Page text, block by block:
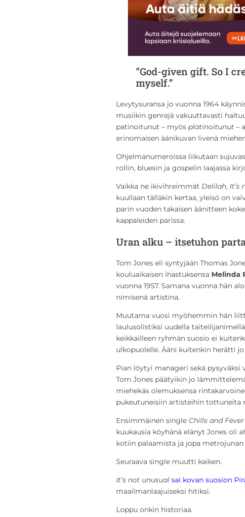
”God-given gift. So I
myself.”
Levytysuransa jo vuonna 1964
musiikin genrejä vakuuttavasti
patinoitunut – myös platinoitunut–
erinomaisen äänikuvan livenä
Ohjelmanumeroissa liikutaan
rollin, bluesin ja gospelin laajassa
Vaikka ne ikivihreimmät Delilah, It’s
kuullaan tälläkin kertaa, yleisö on
parin vuoden takaisen äänitteen
kappaleiden parissa.
Uran alku – itsetuhon
Tom Jones eli syntyjään Thomas
kouluaikaisen ihastuksensa Melinda
vuonna 1957. Samana vuonna hän
nimisenä artistina.
Muutama vuosi myöhemmin hän
laulusolistiksi uudella
keikkailleen ryhmän suosio ei
ulkopuolelle. Ääni kuitenkin herätti
Pian löytyi manageri sekä
Tom Jones päätyikin jo
miehekäs olemuksensa
pukeutuneisiin artisteihin tottuneita
Ensimmäinen single Chills and Fever
kuukausia köyhänä elänyt Jones oli
kotiin palaamista ja jopa metrojunan
Seuraava single muutti kaiken.
It’s not unusual sai kovan suosion
maailmanlaajuiseksi hitiksi.
Loppu onkin historiaa.